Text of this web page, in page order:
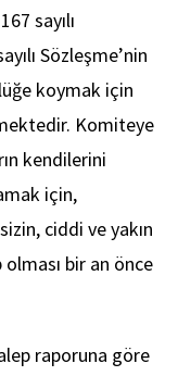
sayılı
Sözleşme’nin
koymak için
Komiteye
kendilerini
için,
ciddi ve yakın
bir an önce
raporuna göre